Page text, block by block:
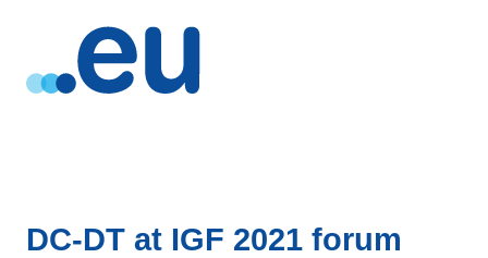
DC-DT at IGF 2021 forum